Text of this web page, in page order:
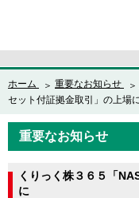
ホーム 重要なお知らせ
セット付証拠金取引」の上場
重要なお知らせ
くりっく株３６５「
に